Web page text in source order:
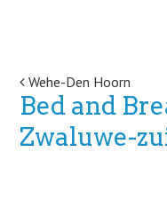
Post
Wehe-Den Hoorn
Bed and
Zwaluwe-